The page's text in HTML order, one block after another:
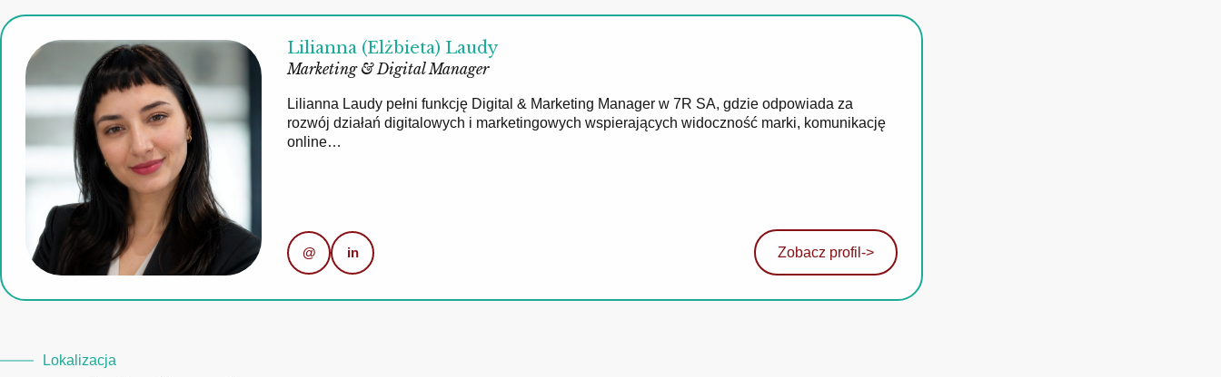
Lilianna (Elżbieta) Laudy
Marketing & Digital Manager
Lilianna Laudy pełni funkcję Digital & Marketing Manager w 7R SA, gdzie odpowiada za
rozwój działań digitalowych i marketingowych wspierających widoczność marki, komunikację
online…
@ in Zobacz profil ->
Lokalizacja